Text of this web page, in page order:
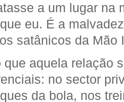
a um lugar na
eu. É a
satânicos da Mão
que aquela relação
no sector
da bola, nos